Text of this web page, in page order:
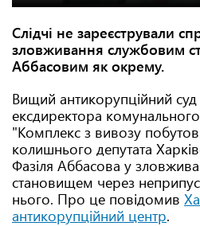
Слідчі не зареєстрували
зловживання службовим
Аббасовим як окрему.
Вищий антикорупційний
ексдиректора
"Комплекс з вивозу
колишнього депутата
Фазіля Аббасова у
становищем через
нього. Про це повідомив
антикорупційний центр.